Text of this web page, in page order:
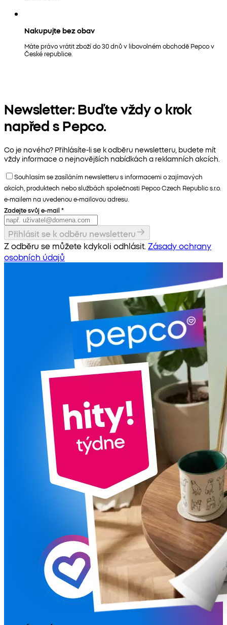
Nakupujte bez obav
Máte právo vrátit zboží do 30 dnů v libovolném obchodě Pepco v
České republice.
Newsletter: Buďte vždy o krok
napřed s Pepco.
Co je nového? Přihlásíte-li se k odběru newsletteru, budete mít
vždy informace o nejnovějších nabídkách a reklamních akcích.
Souhlasím se zasíláním newsletteru s informacemi o zajímavých
akcích, produktech nebo službách společnosti Pepco Czech Republic s.r.o.
e-mailem na uvedenou e-mailovou adresu.
Zadejte svůj e-mail *
Přihlásit se k odběru newsletteru
Z odběru se můžete kdykoli odhlásit. Zásady ochrany
osobních údajů